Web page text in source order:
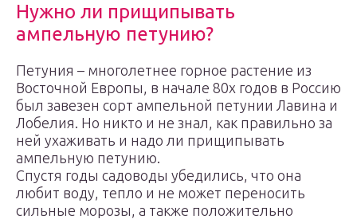
Нужно ли прищипывать
ампельную петунию?
Петуния – многолетнее горное растение из
Восточной Европы, в начале 80х годов в Россию
был завезен сорт ампельной петунии Лавина и
Лобелия. Но никто и не знал, как правильно за
ней ухаживать и надо ли прищипывать
ампельную петунию.
Спустя годы садоводы убедились, что она
любит воду, тепло и не может переносить
сильные морозы, а также положительно